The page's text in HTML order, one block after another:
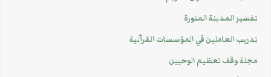
تفسير المدينة المنورة
تدريب العاملين في المؤسسات القرآنية
مجلة وقف تعظيم الوحيين